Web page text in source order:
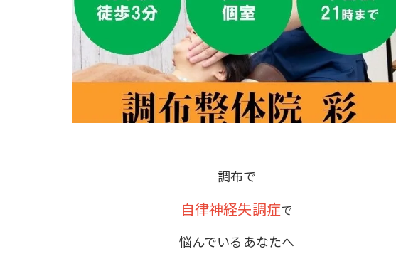
調布で
自律神経失調症で
悩んでいるあなたへ